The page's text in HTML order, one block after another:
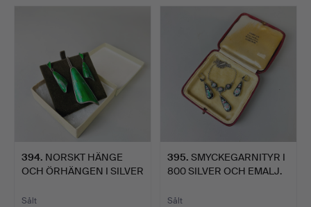
394. NORSKT HÄNGE
OCH ÖRHÄNGEN I SILVER
Sålt
395. SMYCKEGARNITYR I
800 SILVER OCH EMALJ.
Sålt